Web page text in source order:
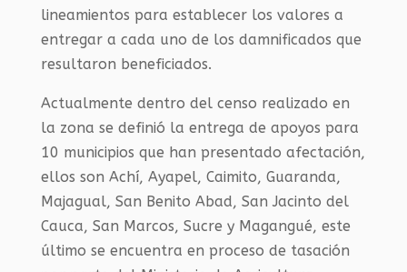
lineamientos para establecer los valores a
entregar a cada uno de los damnificados que
resultaron beneficiados.
Actualmente dentro del censo realizado en
la zona se definió la entrega de apoyos para
10 municipios que han presentado afectación,
ellos son Achí, Ayapel, Caimito, Guaranda,
Majagual, San Benito Abad, San Jacinto del
Cauca, San Marcos, Sucre y Magangué, este
último se encuentra en proceso de tasación